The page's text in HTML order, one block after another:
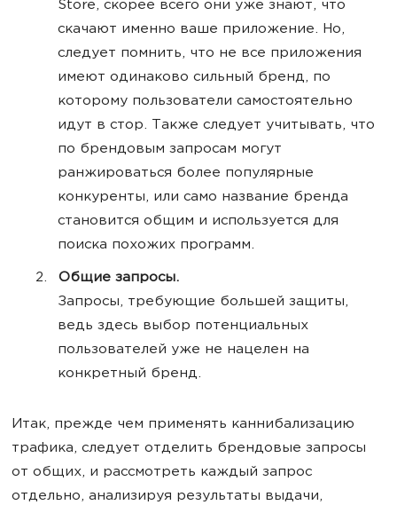
Store, скорее всего они уже знают, что
скачают именно ваше приложение. Но,
следует помнить, что не все приложения
имеют одинаково сильный бренд, по
которому пользователи самостоятельно
идут в стор. Также следует учитывать, что
по брендовым запросам могут
ранжироваться более популярные
конкуренты, или само название бренда
становится общим и используется для
поиска похожих программ.
Общие запросы.
Запросы, требующие большей защиты,
ведь здесь выбор потенциальных
пользователей уже не нацелен на
конкретный бренд.
Итак, прежде чем применять каннибализацию
трафика, следует отделить брендовые запросы
от общих, и рассмотреть каждый запрос
отдельно, анализируя результаты выдачи,